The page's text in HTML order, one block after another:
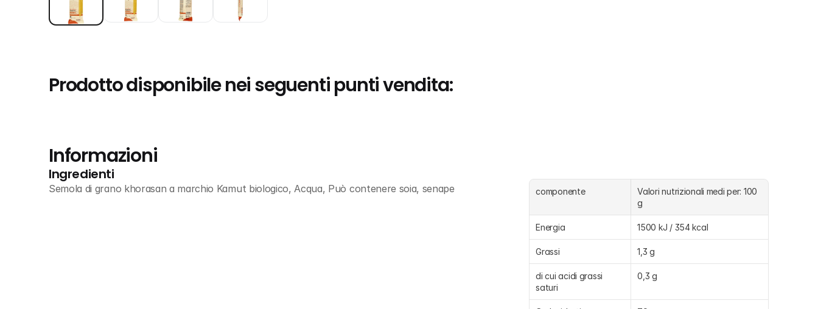
Prodotto disponibile nei seguenti punti vendita:
Informazioni
Ingredienti
Semola di grano khorasan a marchio Kamut biologico, Acqua, Può contenere soia, senape componente
Valori nutrizionali medi per: 100
g
Energia 1500 kJ / 354 kcal
Grassi 1,3 g
di cui acidi grassi
saturi
0,3 g